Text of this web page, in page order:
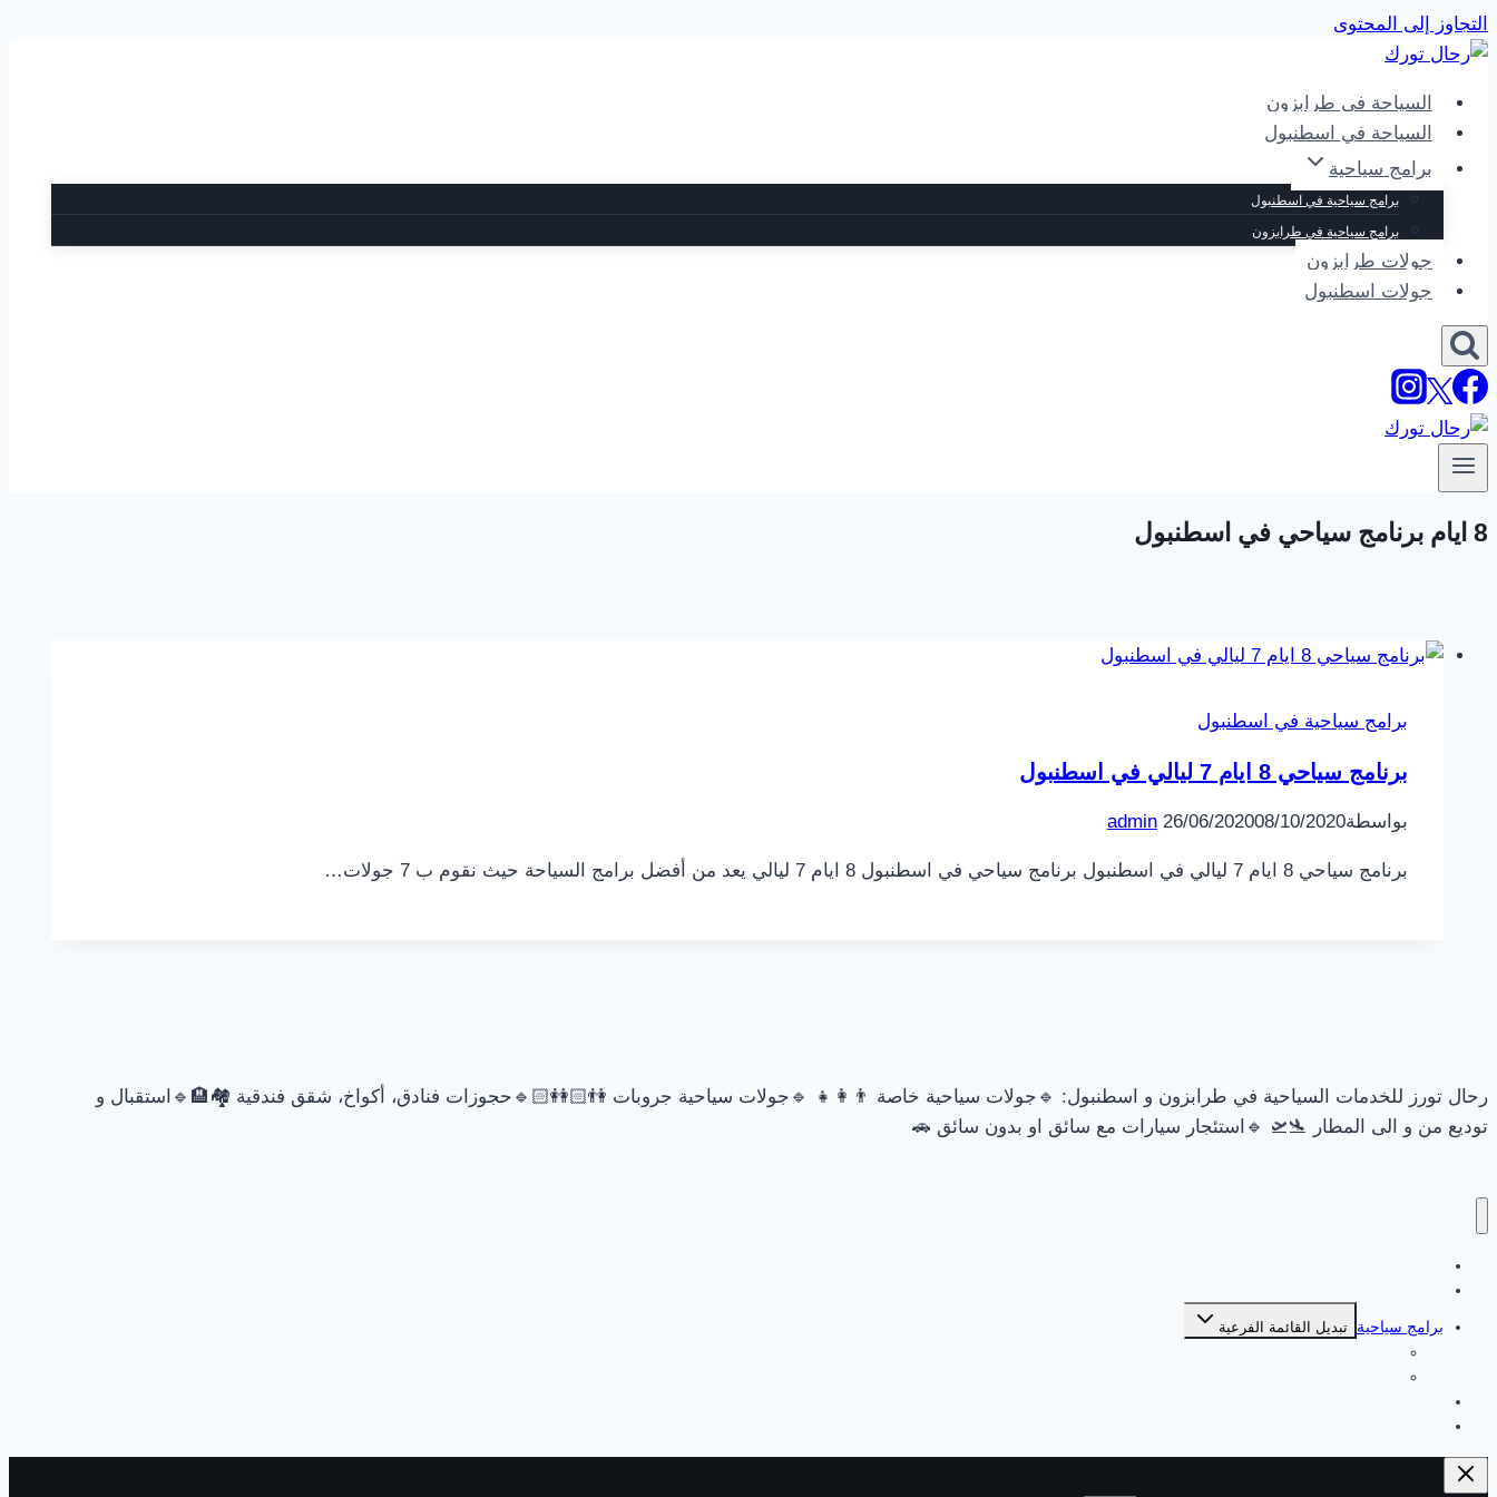
التجاوز إلى المحتوى
السياحة في طرابزون
السياحة في اسطنبول
برامج سياحية
برامج سياحية في اسطنبول
برامج سياحية في طرابزون
جولات طرابزون
جولات اسطنبول
8 ايام برنامج سياحي في اسطنبول
برامج سياحية في اسطنبول
برنامج سياحي 8 ايام 7 ليالي في اسطنبول
بواسطة admin 26/06/202008/10/2020
برنامج سياحي 8 ايام 7 ليالي في اسطنبول برنامج سياحي في اسطنبول 8 ايام 7 ليالي يعد من أفضل برامج السياحة حيث نقوم ب 7 جولات…
رحال تورز للخدمات السياحية في طرابزون و اسطنبول: 🔹جولات سياحية خاصة 👨‍👩‍👧 🔹جولات سياحية جروبات 👫🏻👭🏻🔹حجوزات فنادق، أكواخ، شقق فندقية 🏘🏨🔹استقبال و
توديع من و الى المطار 🛬🛫 🔹استئجار سيارات مع سائق او بدون سائق 🚗
برامج سياحية تبديل القائمة الفرعية